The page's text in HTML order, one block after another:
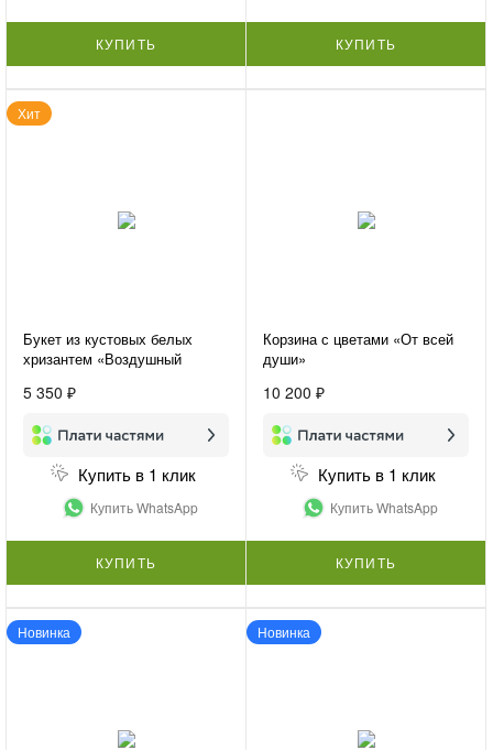
КУПИТЬ КУПИТЬ
Хит
Букет из кустовых белых
хризантем «Воздушный
5 350 ₽
Купить в 1 клик
Купить WhatsApp
КУПИТЬ
Корзина с цветами «От всей
души»
10 200 ₽
Купить в 1 клик
Купить WhatsApp
КУПИТЬ
Новинка Новинка